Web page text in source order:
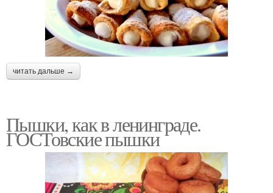
читать дальше →
Пышки, как в ленинграде.
ГОСТовские пышки